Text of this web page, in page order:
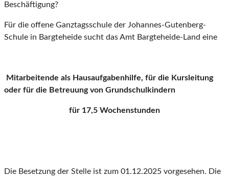
Beschäftigung?
Für die offene Ganztagsschule der Johannes-Gutenberg-
Schule in Bargteheide sucht das Amt Bargteheide-Land eine
Mitarbeitende als Hausaufgabenhilfe, für die Kursleitung
oder für die Betreuung von Grundschulkindern
für 17,5 Wochenstunden
Die Besetzung der Stelle ist zum 01.12.2025 vorgesehen. Die